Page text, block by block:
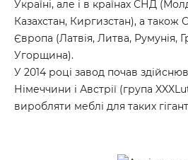
Україні, але і в країнах СНД
Казахстан, Киргизстан), а також
Європа (Латвія, Литва, Румунія,
Угорщина).
У 2014 році завод почав
Німеччини і Австрії (група
виробляти меблі для таких